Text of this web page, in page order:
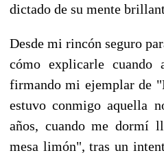
dictado de su mente
Desde mi rincón seguro
cómo explicarle
firmando mi ejemplar de
estuvo conmigo aquella
años, cuando me dormí
mesa limón", tras un